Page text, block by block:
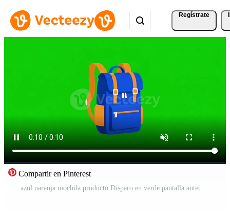
Regístrate
Compartir en Pinterest
azul naranja mochila producto Disparo en verde pantalla antecedentes. Vídeo Pro